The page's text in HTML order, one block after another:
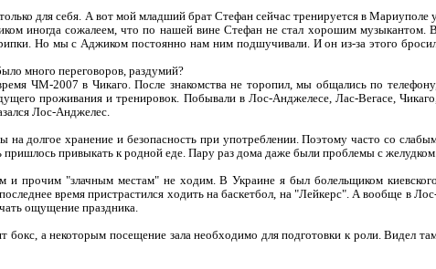
для себя. А вот мой младший брат Стефан сейчас тренируется в Мариуполе
иногда сожалеем, что по нашей вине Стефан не стал хорошим музыкантом. В
Но мы с Аджиком постоянно нам ним подшучивали. И он из-за этого
много переговоров, раздумий?
ЧМ-2007 в Чикаго. После знакомства не торопил, мы общались по
проживания и тренировок. Побывали в Лос-Анджелесе, Лас-Вегасе,
Лос-Анджелес.
долгое хранение и безопасность при употреблении. Поэтому часто со
привыкать к родной еде. Пару раз дома даже были проблемы с
прочим "злачным местам" не ходим. В Украине я был болельщиком киевского
время пристрастился ходить на баскетбол, на "Лейкерс". А вообще в
ощущение праздника.
а некоторым посещение зала необходимо для подготовки к роли. Видел